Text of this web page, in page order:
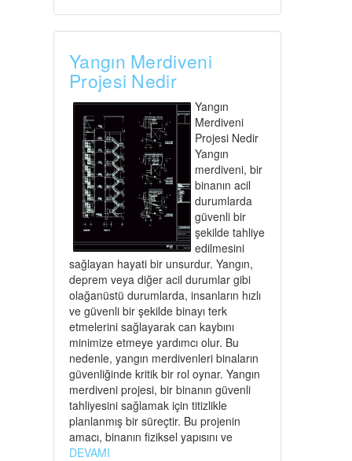
Yangın Merdiveni
Projesi Nedir
Yangın
Merdiveni
Projesi Nedir
Yangın
merdiveni, bir
binanın acil
durumlarda
güvenli bir
şekilde tahliye
edilmesini
sağlayan hayati bir unsurdur. Yangın,
deprem veya diğer acil durumlar gibi
olağanüstü durumlarda, insanların hızlı
ve güvenli bir şekilde binayı terk
etmelerini sağlayarak can kaybını
minimize etmeye yardımcı olur. Bu
nedenle, yangın merdivenleri binaların
güvenliğinde kritik bir rol oynar. Yangın
merdiveni projesi, bir binanın güvenli
tahliyesini sağlamak için titizlikle
planlanmış bir süreçtir. Bu projenin
amacı, binanın fiziksel yapısını ve
DEVAMI